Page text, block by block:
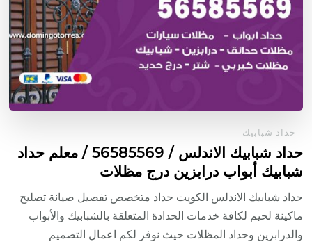
حداد شبابيك
حداد شبابيك الاندلس / 56585569 / معلم حداد
شبابيك أبواب درابزين درج مظلات
حداد شبابيك الاندلس الكويت حداد متخصص تفصيل صيانة تصليح
ماكينة لحيم لكافة خدمات الحدادة المتعلقة بالشبابيك والأبواب
والدرابزين وحداد المظلات حيث نوفر لكم اعمال التصميم